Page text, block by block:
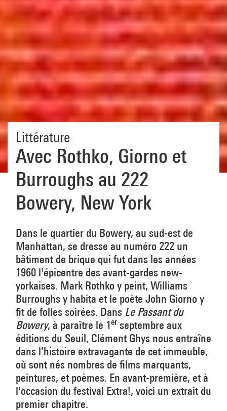
Littérature
Avec Rothko, Giorno et
Burroughs au 222
Bowery, New York
Dans le quartier du Bowery, au sud-est de
Manhattan, se dresse au numéro 222 un
bâtiment de brique qui fut dans les années
1960 l'épicentre des avant-gardes new-
yorkaises. Mark Rothko y peint, Williams
Burroughs y habita et le poète John Giorno y
fit de folles soirées. Dans Le Passant du
Bowery, à paraître le 1er septembre aux
éditions du Seuil, Clément Ghys nous entraîne
dans l’histoire extravagante de cet immeuble,
où sont nés nombres de films marquants,
peintures, et poèmes. En avant-première, et à
l'occasion du festival Extra!, voici un extrait du
premier chapitre.